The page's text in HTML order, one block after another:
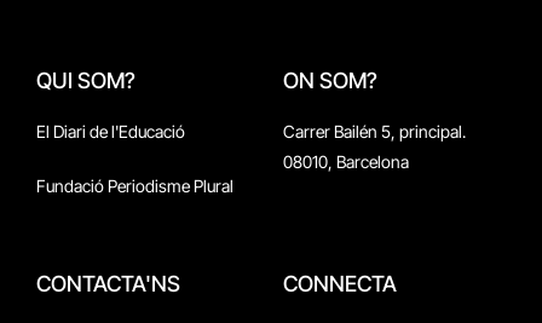
QUI SOM?
El Diari de l'Educació
Fundació Periodisme Plural
ON SOM?
Carrer Bailén 5, principal.
08010, Barcelona
CONTACTA'NS CONNECTA